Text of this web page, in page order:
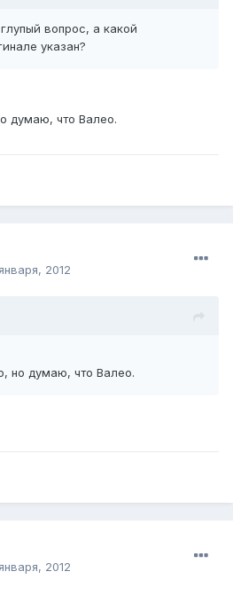
вопрос, а какой
указан?
думаю, что Валео.
2012
но думаю, что Валео.
2012